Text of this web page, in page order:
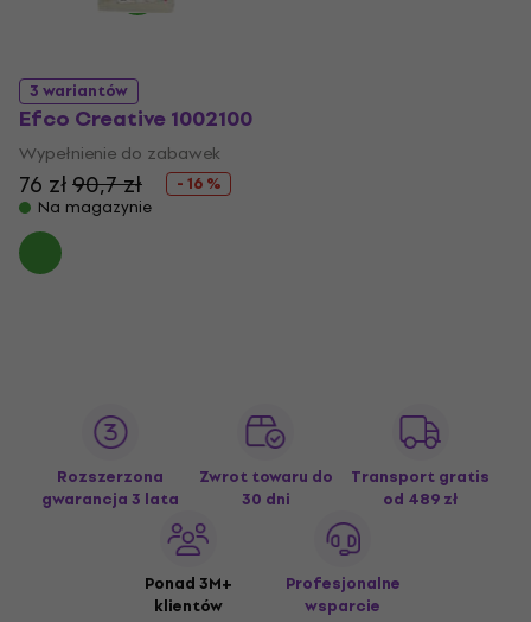
3 wariantów
Efco Creative 1002100
Wypełnienie do zabawek
76 zł90,7 zł
- 16 %
Na magazynie
Rozszerzona
gwarancja 3 lata
Zwrot towaru do
30 dni
Transport gratis
od 489 zł
Ponad 3M+
klientów
Profesjonalne
wsparcie